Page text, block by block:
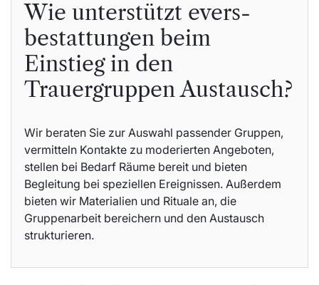
Wie unterstützt evers-
bestattungen beim
Einstieg in den
Trauergruppen Austausch?
Wir beraten Sie zur Auswahl passender Gruppen,
vermitteln Kontakte zu moderierten Angeboten,
stellen bei Bedarf Räume bereit und bieten
Begleitung bei speziellen Ereignissen. Außerdem
bieten wir Materialien und Rituale an, die
Gruppenarbeit bereichern und den Austausch
strukturieren.